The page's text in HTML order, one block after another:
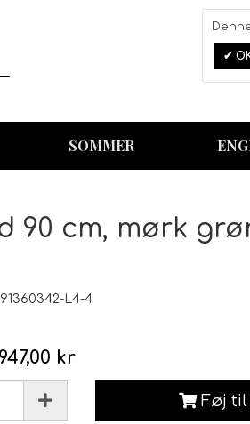
SOMMER
90 cm, mørk
L4-4
kr
Føj til